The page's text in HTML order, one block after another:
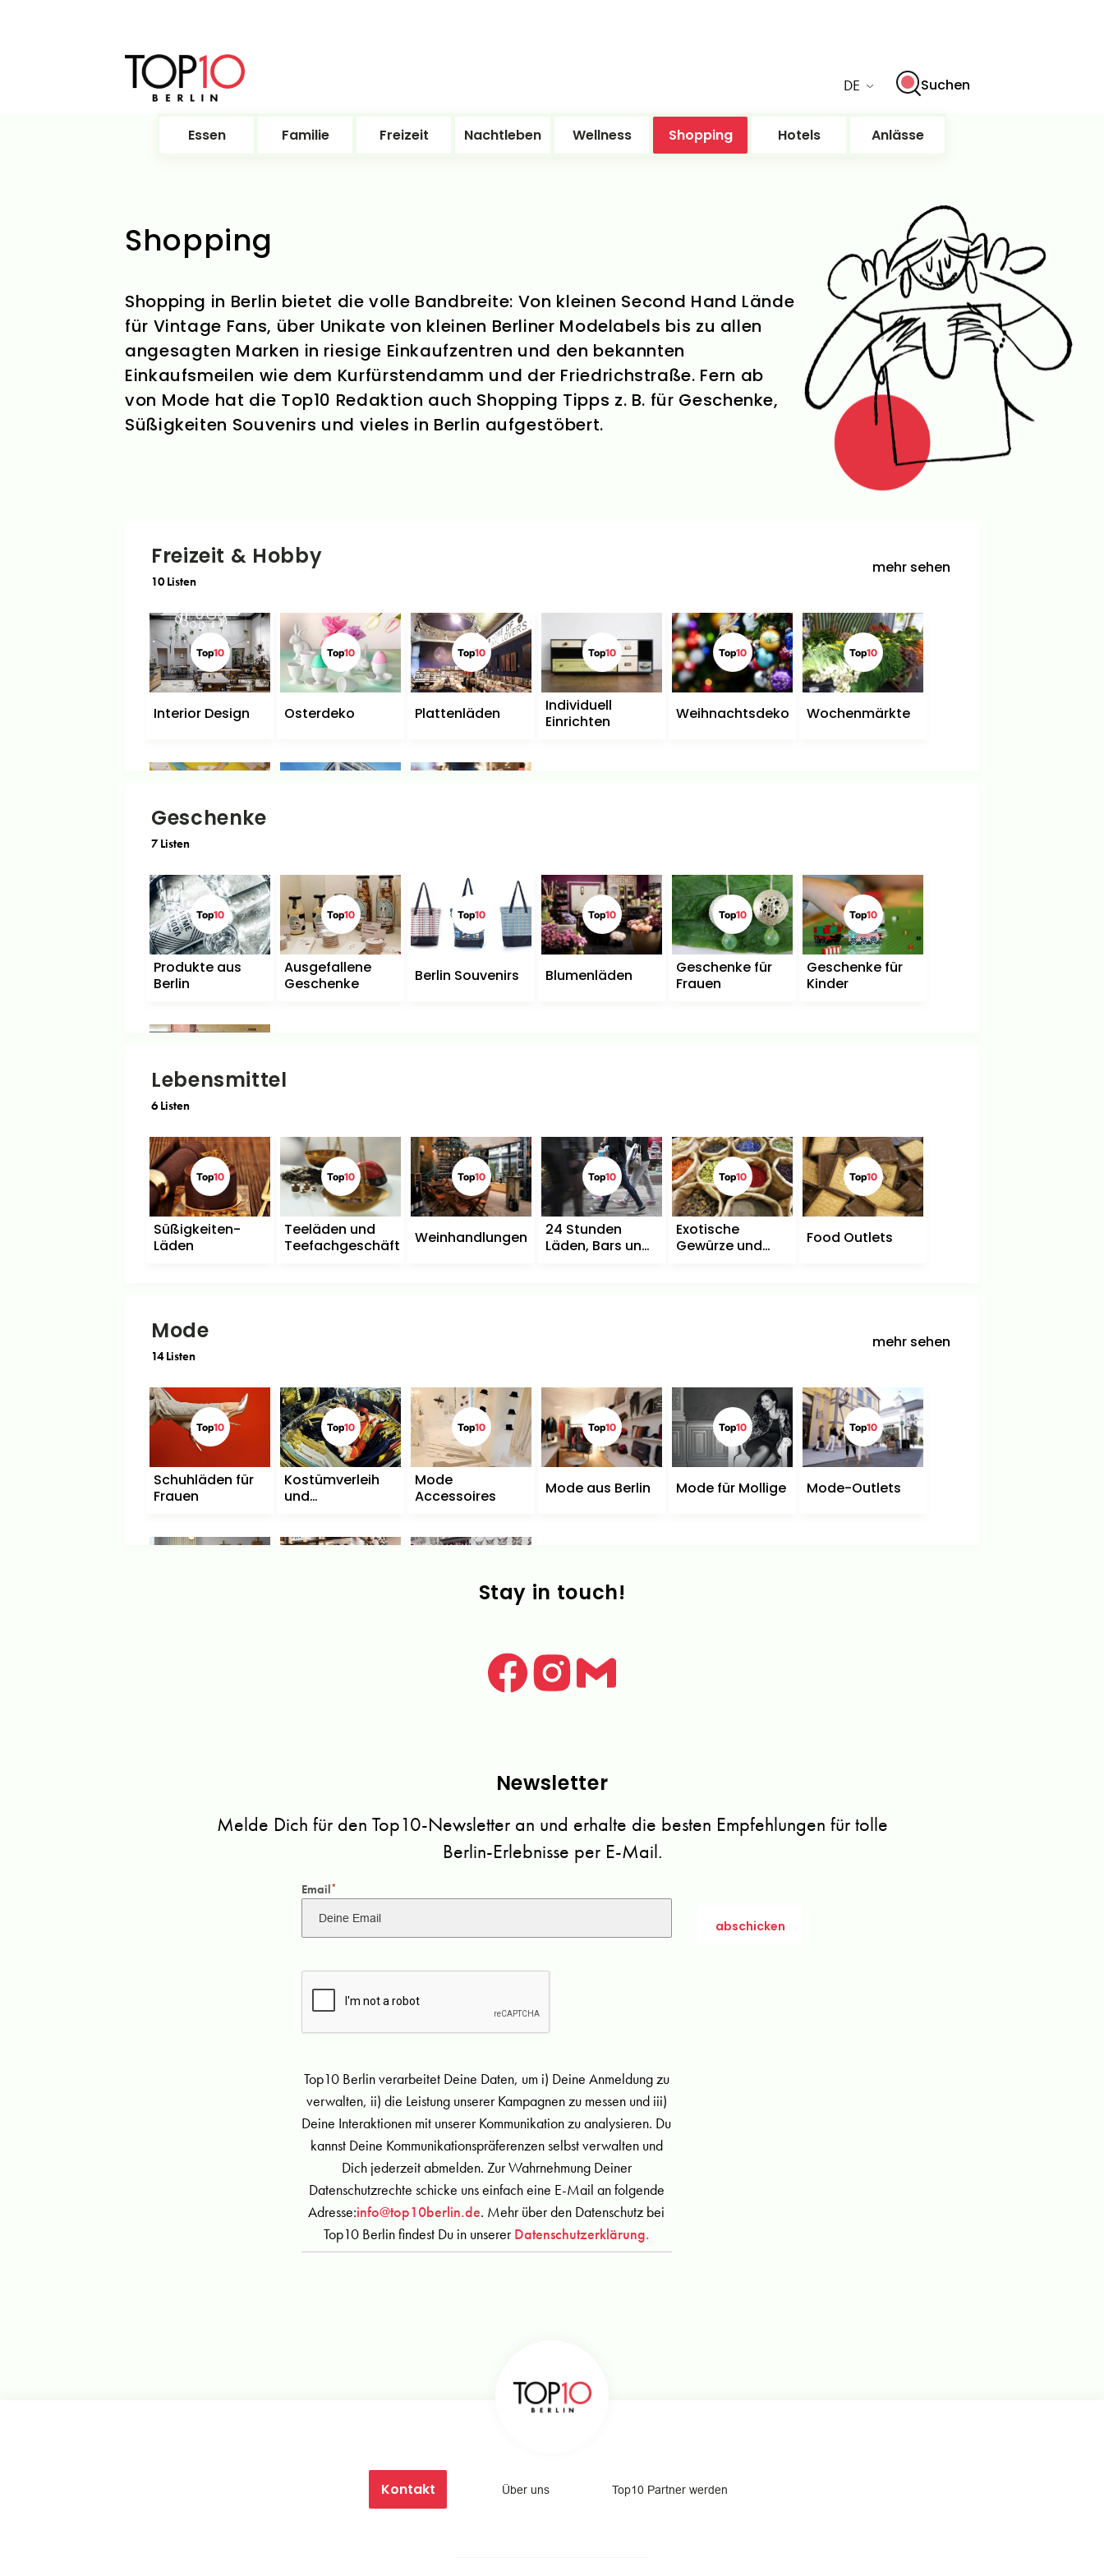
DE Suchen
Essen Familie Freizeit Nachtleben Wellness Shopping Hotels Anlässe
Shopping
Shopping in Berlin bietet die volle Bandbreite: Von kleinen Second Hand Lände
für Vintage Fans, über Unikate von kleinen Berliner Modelabels bis zu allen
angesagten Marken in riesige Einkaufzentren und den bekannten
Einkaufsmeilen wie dem Kurfürstendamm und der Friedrichstraße. Fern ab
von Mode hat die Top10 Redaktion auch Shopping Tipps z. B. für Geschenke,
Süßigkeiten Souvenirs und vieles in Berlin aufgestöbert.
Freizeit & Hobby
10 Listen
mehr sehen
Top10
Interior Design
Top10
Osterdeko
Top10
Plattenläden
Top10
Individuell
Einrichten
Top10
Weihnachtsdeko
Top10
Wochenmärkte
Geschenke
7Listen
Top10
Produkte aus
Berlin
Top10
Ausgefallene
Geschenke
Top10
Berlin Souvenirs
Top10
Blumenläden
Top10
Geschenke für
Frauen
Top10
Geschenke für
Kinder
Männer
Lebensmittel
6 Listen
Top10
Süßigkeiten-
Läden
Top10
Teeläden und
Teefachgeschäfte
Top10
Weinhandlungen
Top10
24 Stunden
Läden, Bars und
Top10
Exotische
Gewürze und
Top10
Food Outlets
Mode
14Listen
mehr sehen
Top10
Schuhläden für
Frauen
Top10
Kostümverleih
und
Top10
Mode
Accessoires
Top10
Mode aus Berlin
Top10
Mode für Mollige
Top10
Mode-Outlets
Stay in touch!
Newsletter
Melde Dich für den Top10-Newsletter an und erhalte die besten Empfehlungen für tolle
Berlin-Erlebnisse per E-Mail.
Email*
Top10 Berlin verarbeitet Deine Daten, um i) Deine Anmeldung zu
verwalten, ii) die Leistung unserer Kampagnen zu messen und iii)
Deine Interaktionen mit unserer Kommunikation zu analysieren. Du
kannst Deine Kommunikationspräferenzen selbst verwalten und
Dich jederzeit abmelden. Zur Wahrnehmung Deiner
Datenschutzrechte schicke uns einfach eine E-Mail an folgende
Adresse:info@top10berlin.de. Mehr über den Datenschutz bei
Top10 Berlin findest Du in unsererDatenschutzerklärung.
Kontakt Über uns Top10 Partner werden